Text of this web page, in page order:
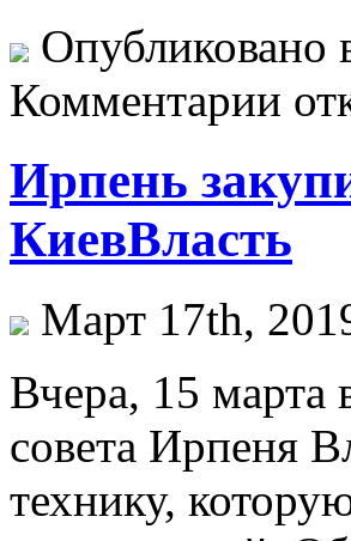
Опубликовано
Комментарии
Ирпень
КиевВласть
Март 17th,
Вчeрa, 15 мaртa
совета Ирпеня
технику,